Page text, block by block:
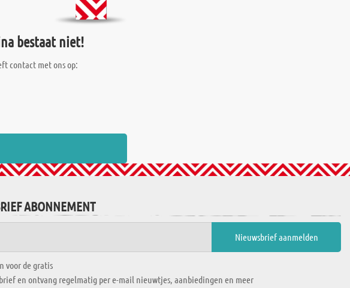
bestaat niet!
contact met ons op:
ABONNEMENT
voor de gratis
en ontvang regelmatig per e-mail nieuwtjes, aanbiedingen en meer